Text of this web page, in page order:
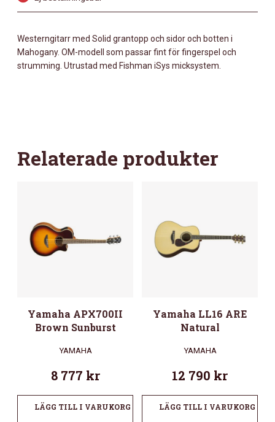
Westerngitarr med Solid grantopp och sidor och botten i
Mahogany. OM-modell som passar fint för fingerspel och
strumming. Utrustad med Fishman iSys micksystem.
Relaterade produkter
Yamaha APX700II
Brown Sunburst
YAMAHA
8 777 kr
LÄGG TILL I VARUKORG
Yamaha LL16 ARE
Natural
YAMAHA
12 790 kr
LÄGG TILL I VARUKORG